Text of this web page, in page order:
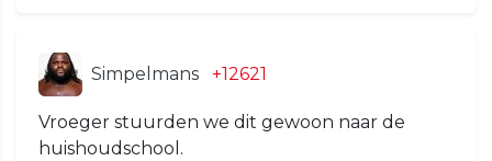
Simpelmans +12621
Vroeger stuurden we dit gewoon naar de
huishoudschool.